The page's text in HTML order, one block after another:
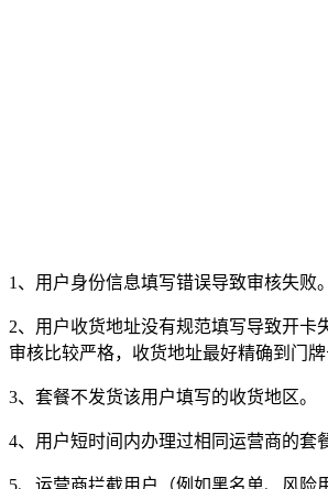
1、用户身份信息填写错误导致审核失败。
2、用户收货地址没有规范填写导致开卡
审核比较严格，收货地址最好精确到门牌
3、套餐不发货该用户填写的收货地区。
4、用户短时间内办理过相同运营商的套
5、运营商拦截用户（例如黑名单、风险